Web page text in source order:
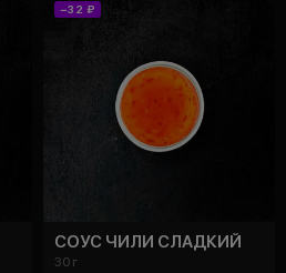
−32 ₽
СОУС ЧИЛИ СЛАДКИЙ
30 г